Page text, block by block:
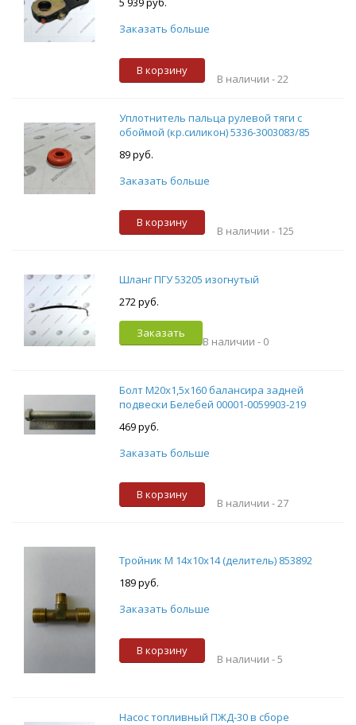
Заказать больше
В корзину
В наличии -22
Уплотнитель пальца рулевой тяги с
обоймой (кр.силикон) 5336-3003083/85
89 руб.
Заказать больше
В корзину
В наличии - 125
Шланг ПГУ 53205 изогнутый
272 руб.
Заказать
В наличии - 0
Болт М20х1,5х160 балансира задней
подвески Белебей 00001-0059903-219
469 руб.
Заказать больше
В корзину
В наличии - 27
Тройник М 14х10х14 (делитель) 853892
189 руб.
Заказать больше
В корзину
В наличии -5
Насос топливный ПЖД-30 в сборе